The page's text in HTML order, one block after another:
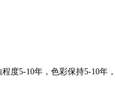
5-10年，色彩保持5-10年，